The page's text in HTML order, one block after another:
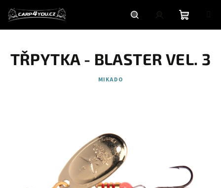
obsah
HledatPřihlášeníNákupní
košík
TŘPYTKA - BLASTER VEL. 3
MIKADO